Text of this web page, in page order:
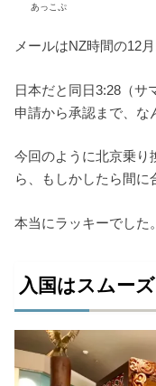
あっこぷ
メールはNZ時間の12
日本だと同日3:28（サ
申請から承認まで、な
今回のように北京乗り
ら、もしかしたら間
本当にラッキーでした。
入国はスムーズ